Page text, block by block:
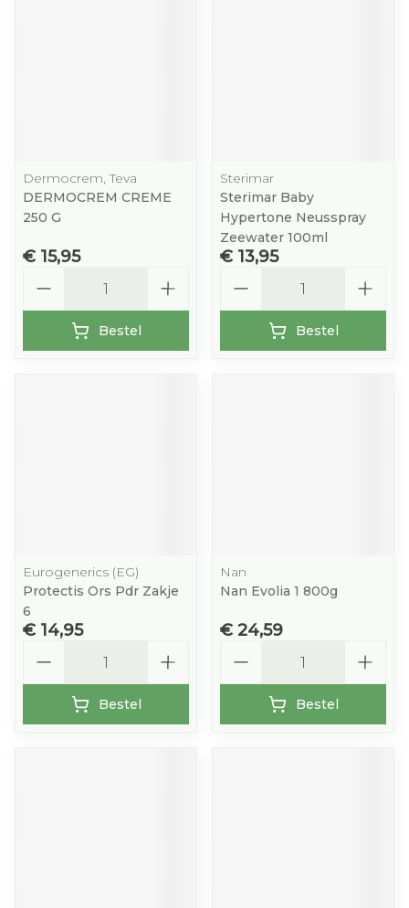
Dermocrem, Teva
DERMOCREM CREME
250 G
€ 15,95
Bestel
Sterimar
Sterimar Baby
Hypertone Neusspray
Zeewater 100ml
€ 13,95
Bestel
Eurogenerics (EG)
Protectis Ors Pdr Zakje
6
€ 14,95
Bestel
Nan
Nan Evolia 1 800g
€ 24,59
Bestel